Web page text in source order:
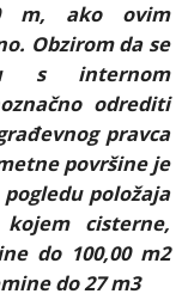
m, ako ovim
Obzirom da se
s internom
odrediti
pravca
površine je
položaja
cisterne,
do 100,00 m2
do 27 m3